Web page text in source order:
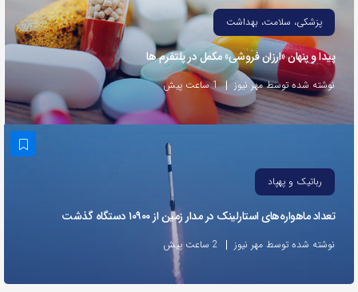
دوستان
خود
به
اشتراک
لینک
پزشکی، سلامت، بهداشت
پیدا و پنهان «ارزان فروشی» مکمل در پلتفرم ها
نوشته شده توسط مهر نیوز 1 ساعت پیش
رباتیک و پهپاد
تعداد ماهواره‌های استارلینک‌ در مدار زمین از ۱۰۹۰۰ دستگاه گذشت
نوشته شده توسط مهر نیوز 2 ساعت پیش